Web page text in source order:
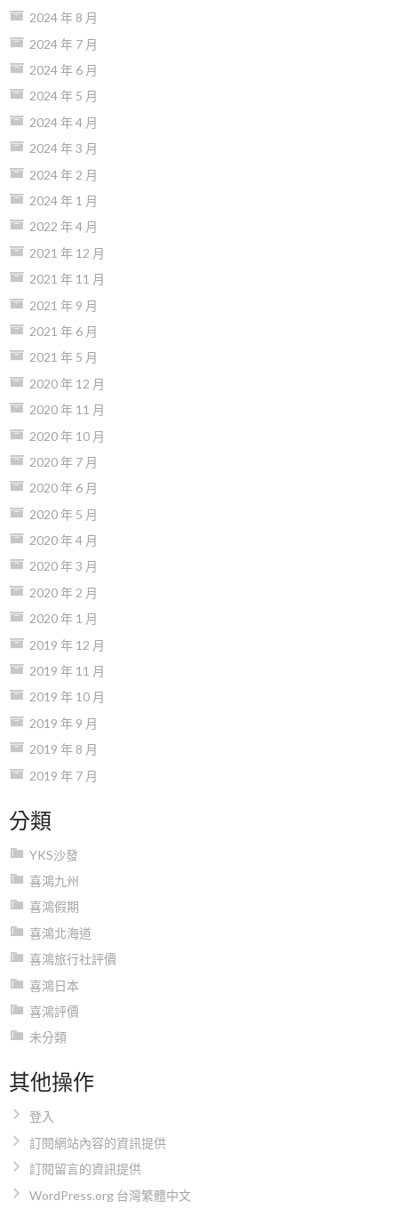
2024 年 8 月
2024 年 7 月
2024 年 6 月
2024 年 5 月
2024 年 4 月
2024 年 3 月
2024 年 2 月
2024 年 1 月
2022 年 4 月
2021 年 12 月
2021 年 11 月
2021 年 9 月
2021 年 6 月
2021 年 5 月
2020 年 12 月
2020 年 11 月
2020 年 10 月
2020 年 7 月
2020 年 6 月
2020 年 5 月
2020 年 4 月
2020 年 3 月
2020 年 2 月
2020 年 1 月
2019 年 12 月
2019 年 11 月
2019 年 10 月
2019 年 9 月
2019 年 8 月
2019 年 7 月
分類
YKS沙發
喜鴻九州
喜鴻假期
喜鴻北海道
喜鴻旅行社評價
喜鴻日本
喜鴻評價
未分類
其他操作
登入
訂閱網站內容的資訊提供
訂閱留言的資訊提供
WordPress.org 台灣繁體中文